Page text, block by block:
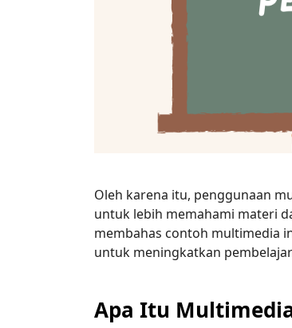
Oleh karena itu, penggunaan
untuk lebih memahami materi
membahas contoh multimedia
untuk meningkatkan
Apa Itu